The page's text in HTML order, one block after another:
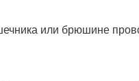
или брюшине